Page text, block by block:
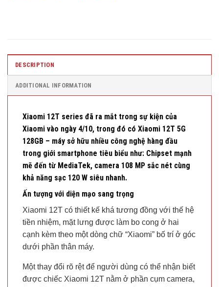
DESCRIPTION
ADDITIONAL INFORMATION
Xiaomi 12T series đã ra mắt trong sự kiện của
Xiaomi vào ngày 4/10, trong đó có Xiaomi 12T 5G
128GB – máy sở hữu nhiều công nghệ hàng đầu
trong giới smartphone tiêu biểu như: Chipset mạnh
mẽ đến từ MediaTek, camera 108 MP sắc nét cùng
khả năng sạc 120 W siêu nhanh.
Ấn tượng với diện mạo sang trọng
Xiaomi 12T có thiết kế khá tương đồng với thế hệ
tiền nhiệm, mặt lưng được làm bo cong ở hai
cạnh kèm theo một dòng chữ “Xiaomi” bố trí ở góc
dưới phần thân máy.
Một thay đổi rõ rệt để người dùng có thể nhận biết
được chiếc Xiaomi 12T nằm ở phần cụm camera,